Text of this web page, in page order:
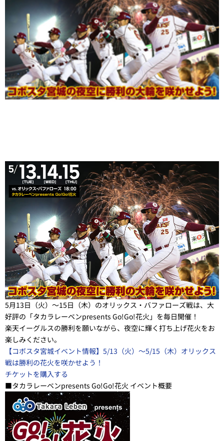
5月13日（火）～15日（木）のオリックス・バファローズ戦は、大
好評の「タカラレーベンpresents Go!Go!花火」を毎日開催！
楽天イーグルスの勝利を願いながら、夜空に輝く打ち上げ花火をお
楽しみください。
【コボスタ宮城イベント情報】5/13（火）～5/15（木）オリックス
戦は勝利の花火を咲かせよう！
チケットを購入する
■タカラレーベンpresents Go!Go!花火 イベント概要